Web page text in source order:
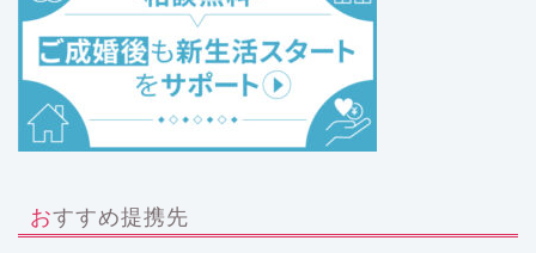
おすすめ提携先